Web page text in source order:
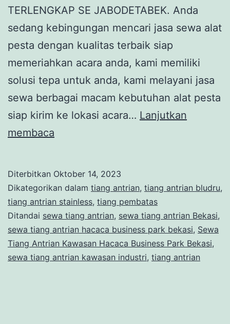
TERLENGKAP SE JABODETABEK. Anda
sedang kebingungan mencari jasa sewa alat
pesta dengan kualitas terbaik siap
memeriahkan acara anda, kami memiliki
solusi tepa untuk anda, kami melayani jasa
sewa berbagai macam kebutuhan alat pesta
siap kirim ke lokasi acara… Lanjutkan
membaca
Kawasan
Industri
Hacaca
Business
Park
Diterbitkan Oktober 14, 2023
Dikategorikan dalam tiang antrian, tiang antrian bludru,
tiang antrian stainless, tiang pembatas
Ditandai sewa tiang antrian, sewa tiang antrian Bekasi,
sewa tiang antrian hacaca business park bekasi, Sewa
Tiang Antrian Kawasan Hacaca Business Park Bekasi,
sewa tiang antrian kawasan industri, tiang antrian